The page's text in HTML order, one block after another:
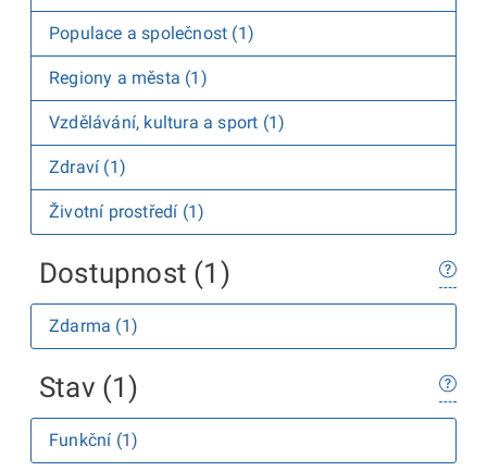
Populace a společnost (1)
Regiony a města (1)
Vzdělávání, kultura a sport (1)
Zdraví (1)
Životní prostředí (1)
Dostupnost (1)
Zdarma (1)
Stav (1)
Funkční (1)